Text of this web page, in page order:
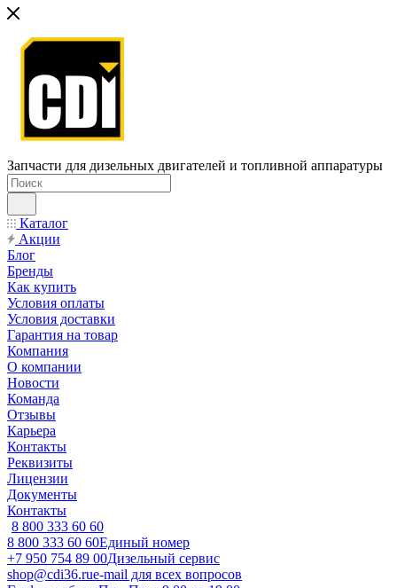
Запчасти для дизельных двигателей и топливной аппаратуры
Каталог
Акции
Блог
Бренды
Как купить
Условия оплаты
Условия доставки
Гарантия на товар
Компания
О компании
Новости
Команда
Отзывы
Карьера
Контакты
Реквизиты
Лицензии
Документы
Контакты
8 800 333 60 60
8 800 333 60 60Единый номер
+7 950 754 89 00Дизельный сервис
shop@cdi36.rue-mail для всех вопросов